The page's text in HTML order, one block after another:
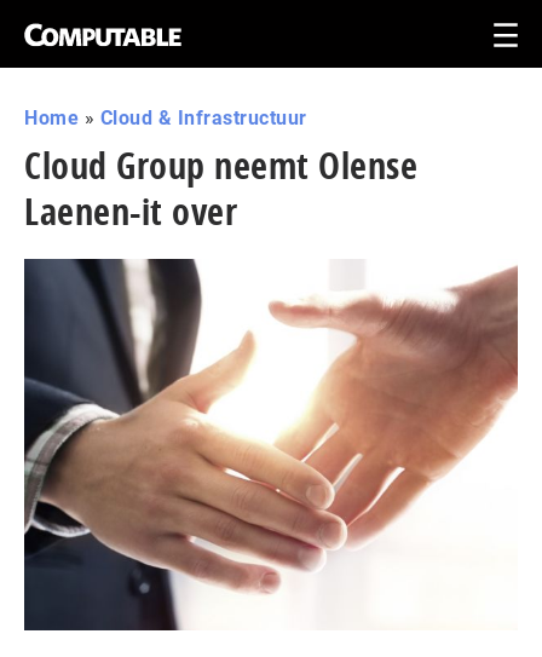
Home » Cloud & Infrastructuur
Cloud Group neemt Olense
Laenen-it over